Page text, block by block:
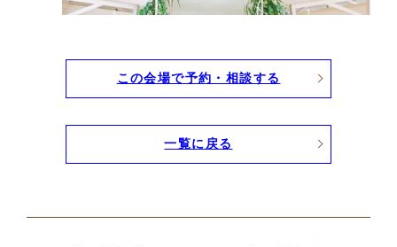
この会場で予約・相談する
一覧に戻る